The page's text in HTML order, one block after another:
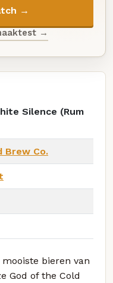
→
→
Silence (Rum
Brew Co.
bieren van
God of the Cold